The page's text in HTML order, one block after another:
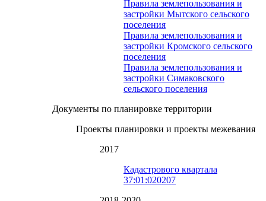
Правила землепользования и
застройки Мытского сельского
поселения
Правила землепользования и
застройки Кромского сельского
поселения
Правила землепользования и
застройки Симаковского
сельского поселения
Документы по планировке территории
Проекты планировки и проекты межевания
2017
Кадастрового квартала
37:01:020207